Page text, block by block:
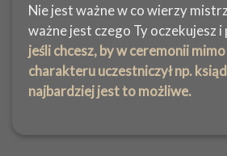
Nie jest ważne w co wierzy
ważne jest czego Ty oczekujesz
jeśli chcesz, by w ceremonii
charakteru uczestniczył np.
najbardziej jest to możliwe.